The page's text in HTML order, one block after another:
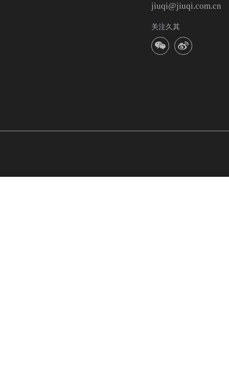
jiuqi@jiuqi.com.cn
关注久其